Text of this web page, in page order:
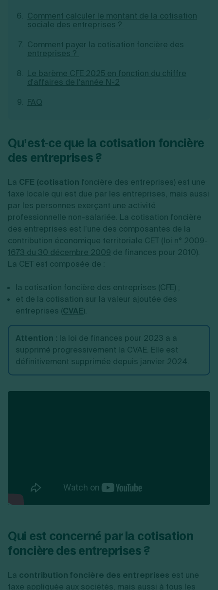
Création d'entreprise
Comment calculer le montant de la cotisation
sociale des entreprises ?
Comment payer la cotisation foncière des
entreprises ?
Le barème CFE 2025 en fonction du chiffre
d'affaires de l'année N-2
FAQ
Qu’est-ce que la cotisation foncière
des entreprises ?
La CFE (cotisation foncière des entreprises) est une
taxe locale qui est due par les entreprises, mais aussi
par les personnes exerçant une activité
professionnelle non-salariée. La cotisation foncière
des entreprises est l’une des composantes de la
contribution économique territoriale CET (loi n° 2009-
1673 du 30 décembre 2009 de finances pour 2010).
La CET est composée de :
la cotisation foncière des entreprises (CFE) ;
et de la cotisation sur la valeur ajoutée des
entreprises (CVAE).
Attention : la loi de finances pour 2023 a a
supprimé progressivement la CVAE. Elle est
définitivement supprimée depuis janvier 2024.
Qui est concerné par la cotisation
foncière des entreprises ?
La contribution foncière des entreprises est une
taxe appliquée aux sociétés, mais aussi à tous les